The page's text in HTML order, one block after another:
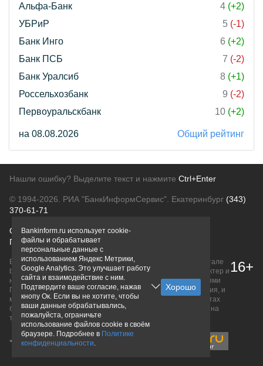
Альфа-Банк
4 (+2)
УБРиР
5 (-1)
Банк Инго
6 (+2)
Банк ПСБ
7 (-2)
Банк Уралсиб
8 (+1)
Россельхозбанк
9 (-2)
Первоуральскбанк
10 (+2)
на 08.08.2026 Общий рейтинг
Нашли ошибку? Выделите текст и нажмите Ctrl+Enter
© 1994-2026. РИА "БанкИнформСервис". Екатеринбург (343)
370-61-71
О проектеПолитика конфиденциальности
Правовая информацияДля рекламодателей
Вся информация о продуктах банков, размещенная на портале
bankinform.ru, носит исключительно ознакомительный характер и
не является публичной офертой, определяемой положениями
ГК РФ. Информация не содержит точного и полного описания, и
может быть изменена. Конечные условия уточняйте на сайтах
банков или при личном обращении. Исключительное право на
товарные знаки принадлежит их правообладателям.
16+
Bankinform.ru использует cookie-
файлы и обрабатывает
персональные данные с
использованием Яндекс Метрики,
Google Analytics. Это улучшает работу
сайта и взаимодействие с ним.
Подтвердите ваше согласие, нажав
кнопу Ок. Если вы не хотите, чтобы
ваши данные обрабатывались,
пожалуйста, ограничьте
использование файлов cookie в своём
браузере. Подробнее в Политике
конфиденциальности.